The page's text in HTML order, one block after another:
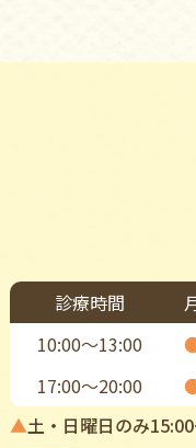
診療時間
10:00〜13:00
17:00〜20:00
▲土・日曜日のみ15:00